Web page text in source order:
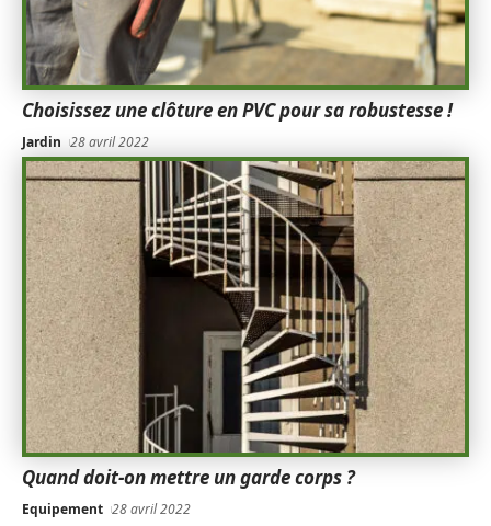
Choisissez une clôture en PVC pour sa robustesse !
Jardin 28 avril 2022
Quand doit-on mettre un garde corps ?
Equipement 28 avril 2022